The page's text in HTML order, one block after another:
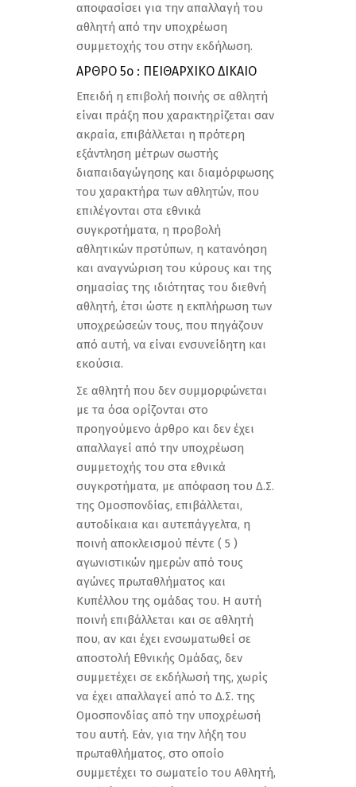
αποφασίσει για την απαλλαγή του
αθλητή από την υποχρέωση
συμμετοχής του στην εκδήλωση.
ΑΡΘΡΟ 5ο : ΠΕΙΘΑΡΧΙΚΟ ΔΙΚΑΙΟ
Επειδή η επιβολή ποινής σε αθλητή
είναι πράξη που χαρακτηρίζεται σαν
ακραία, επιβάλλεται η πρότερη
εξάντληση μέτρων σωστής
διαπαιδαγώγησης και διαμόρφωσης
του χαρακτήρα των αθλητών, που
επιλέγονται στα εθνικά
συγκροτήματα, η προβολή
αθλητικών προτύπων, η κατανόηση
και αναγνώριση του κύρους και της
σημασίας της ιδιότητας του διεθνή
αθλητή, έτσι ώστε η εκπλήρωση των
υποχρεώσεών τους, που πηγάζουν
από αυτή, να είναι ενσυνείδητη και
εκούσια.
Σε αθλητή που δεν συμμορφώνεται
με τα όσα ορίζονται στο
προηγούμενο άρθρο και δεν έχει
απαλλαγεί από την υποχρέωση
συμμετοχής του στα εθνικά
συγκροτήματα, με απόφαση του Δ.Σ.
της Ομοσπονδίας, επιβάλλεται,
αυτοδίκαια και αυτεπάγγελτα, η
ποινή αποκλεισμού πέντε ( 5 )
αγωνιστικών ημερών από τους
αγώνες πρωταθλήματος και
Κυπέλλου της ομάδας του. Η αυτή
ποινή επιβάλλεται και σε αθλητή
που, αν και έχει ενσωματωθεί σε
αποστολή Εθνικής Ομάδας, δεν
συμμετέχει σε εκδήλωσή της, χωρίς
να έχει απαλλαγεί από το Δ.Σ. της
Ομοσπονδίας από την υποχρέωσή
του αυτή. Εάν, για την λήξη του
πρωταθλήματος, στο οποίο
συμμετέχει το σωματείο του Αθλητή,